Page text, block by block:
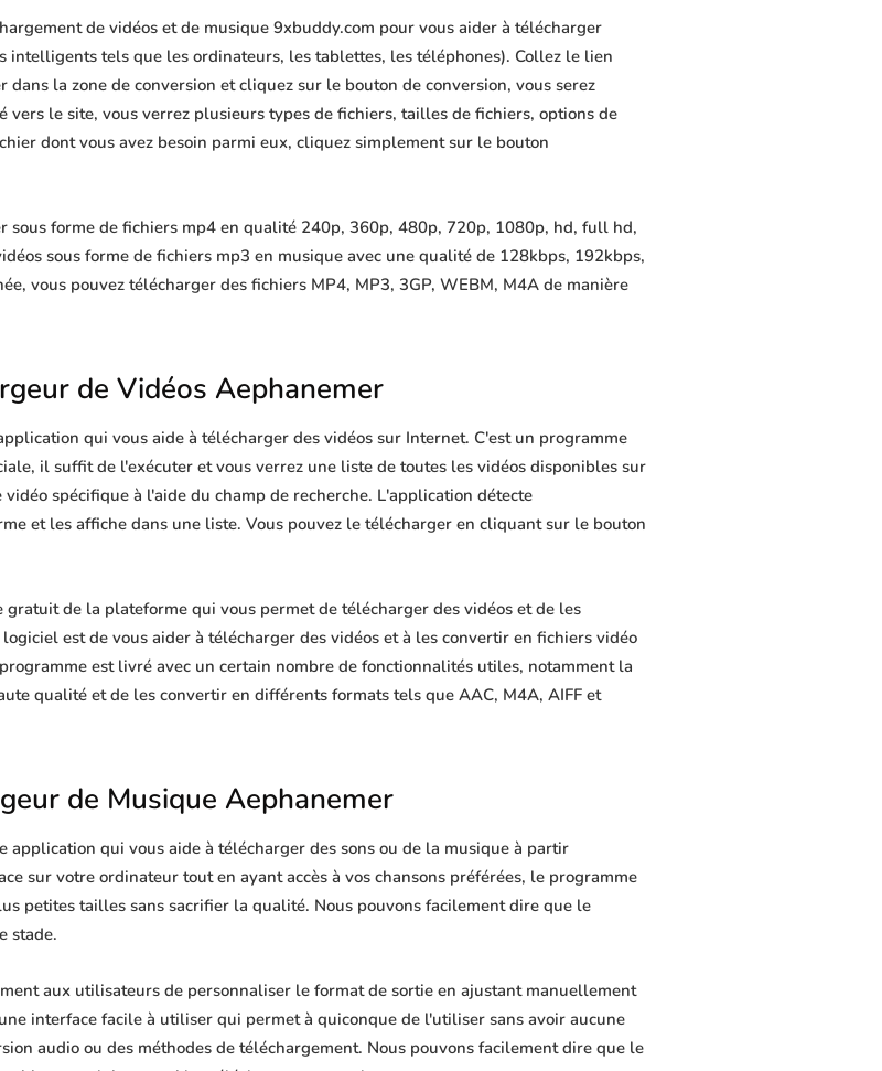
de vidéos et de musique 9xbuddy.com pour vous aider à télécharger
tels que les ordinateurs, les tablettes, les téléphones). Collez le lien
la zone de conversion et cliquez sur le bouton de conversion, vous serez
le site, vous verrez plusieurs types de fichiers, tailles de fichiers, options de
dont vous avez besoin parmi eux, cliquez simplement sur le bouton
sous forme de fichiers mp4 en qualité 240p, 360p, 480p, 720p, 1080p, hd, full hd,
sous forme de fichiers mp3 en musique avec une qualité de 128kbps, 192kbps,
vous pouvez télécharger des fichiers MP4, MP3, 3GP, WEBM, M4A de manière
de Vidéos Aephanemer
qui vous aide à télécharger des vidéos sur Internet. C'est un programme
il suffit de l'exécuter et vous verrez une liste de toutes les vidéos disponibles sur
spécifique à l'aide du champ de recherche. L'application détecte
et les affiche dans une liste. Vous pouvez le télécharger en cliquant sur le bouton
de la plateforme qui vous permet de télécharger des vidéos et de les
est de vous aider à télécharger des vidéos et à les convertir en fichiers vidéo
est livré avec un certain nombre de fonctionnalités utiles, notamment la
qualité et de les convertir en différents formats tels que AAC, M4A, AIFF et
de Musique Aephanemer
application qui vous aide à télécharger des sons ou de la musique à partir
sur votre ordinateur tout en ayant accès à vos chansons préférées, le programme
petites tailles sans sacrifier la qualité. Nous pouvons facilement dire que le
stade.
aux utilisateurs de personnaliser le format de sortie en ajustant manuellement
interface facile à utiliser qui permet à quiconque de l'utiliser sans avoir aucune
audio ou des méthodes de téléchargement. Nous pouvons facilement dire que le